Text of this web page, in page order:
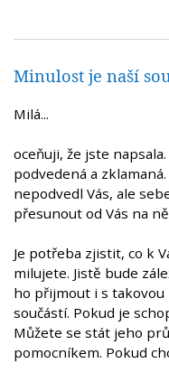
Minulost je naší
Milá...
oceňuji, že jste
podvedená a
nepodvedl Vás, ale
přesunout od Vás na
Je potřeba zjistit, co k
milujete. Jistě bude
ho přijmout i s
součástí. Pokud je
Můžete se stát jeho
pomocníkem. Pokud